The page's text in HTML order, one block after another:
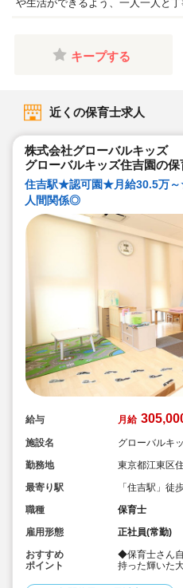
や生活ができるよう、一人一人と丁
キープする
近くの保育士求人
株式会社グローバルキッズ
グローバルキッズ住吉園の保
住吉駅★認可園★月給30.5万
人間関係◎
給与 月給
施設名
グローバルキ
勤務地
東京都江東区
最寄り駅
「住吉駅」徒
職種
保育士
雇用形態
正社員(常勤)
おすすめ
ポイント
◆保育士さん
持った輝いた